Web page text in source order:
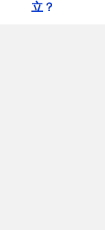
立？